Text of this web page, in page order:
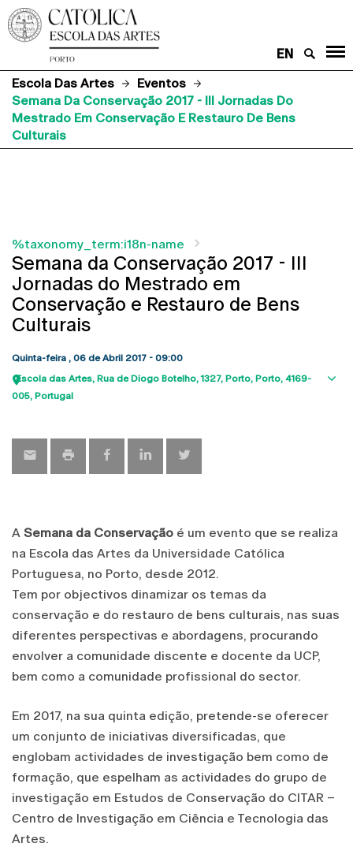
EN
Escola Das Artes
Eventos
Semana Da Conservação 2017 - III Jornadas Do
Mestrado Em Conservação E Restauro De Bens
Culturais
%taxonomy_term:i18n-name
Semana da Conservação 2017 - III
Jornadas do Mestrado em
Conservação e Restauro de Bens
Culturais
Quinta-feira , 06 de Abril 2017 - 09:00
Escola das Artes Rua de Diogo Botelho, 1327 Porto Porto 4169-
005 Portugal
A Semana da Conservação é um evento que se realiza
na Escola das Artes da Universidade Católica
Portuguesa, no Porto, desde 2012.
Tem por objectivos dinamizar os temas da
conservação e do restauro de bens culturais, nas suas
diferentes perspectivas e abordagens, procurando
envolver a comunidade discente e docente da UCP,
bem como a comunidade profissional do sector.
Em 2017, na sua quinta edição, pretende-se oferecer
um conjunto de iniciativas diversificadas, que
englobam actividades de investigação bem como de
formação, que espelham as actividades do grupo de
investigação em Estudos de Conservação do CITAR –
Centro de Investigação em Ciência e Tecnologia das
Artes.